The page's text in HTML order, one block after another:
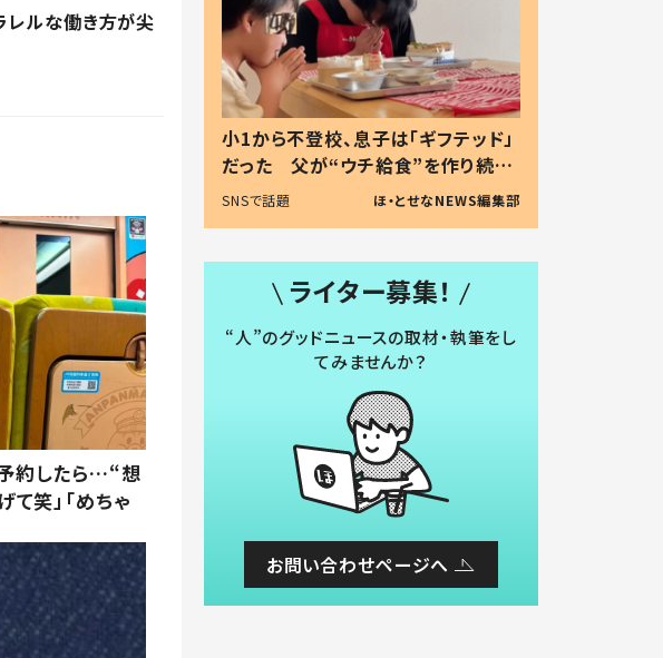
レルな働き方が尖
約したら…“想
笑」「めちゃ
小1から不登校、息子は「ギフテッド」
だった 父が“ウチ給食”を作り続け
る理由とは #令和の親 #令和の子
SNSで話題 ほ・とせなNEWS編集部
ライター募集！
“人”のグッドニュースの取材・執筆をし
てみませんか？
お問い合わせページへ